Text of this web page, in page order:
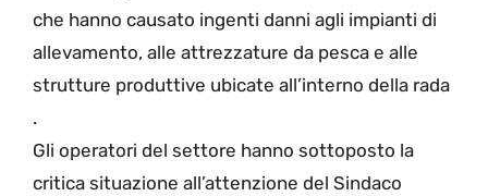
che hanno causato ingenti danni agli impianti di
allevamento, alle attrezzature da pesca e alle
strutture produttive ubicate all’interno della rada
.
Gli operatori del settore hanno sottoposto la
critica situazione all’attenzione del Sindaco